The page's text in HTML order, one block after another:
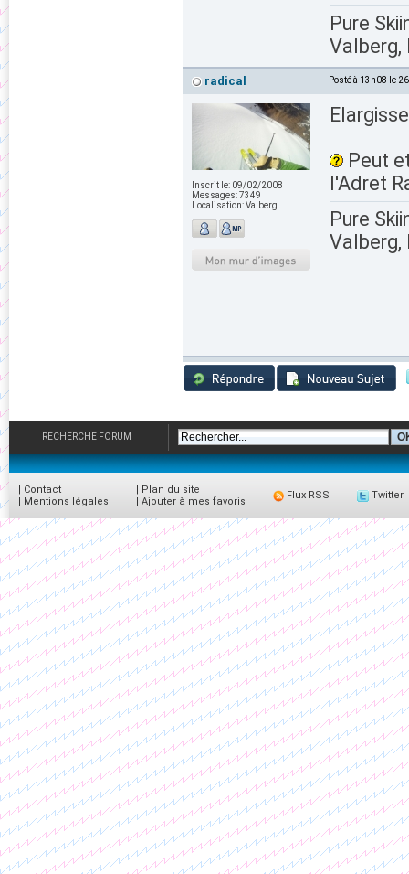
Pure
Valberg,
radical Posté à 13h08 le
Inscrit le: 09/02/2008
Messages:7349
Localisation:Valberg
Peut
l'Adret
Pure
Valberg,
RECHERCHE FORUM
| Contact
| Mentions légales
| Plan du site
| Ajouter à mes favoris
Flux RSS Twitter